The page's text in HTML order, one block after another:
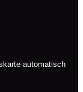
automatisch